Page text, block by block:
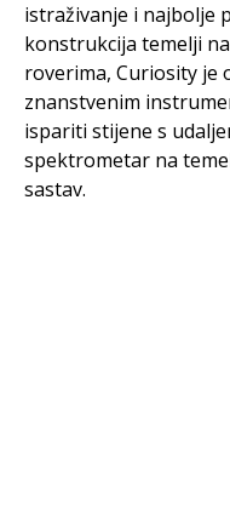
istraživanje i najbolje
konstrukcija temelji
roverima, Curiosity je
znanstvenim
ispariti stijene s
spektrometar na
sastav.